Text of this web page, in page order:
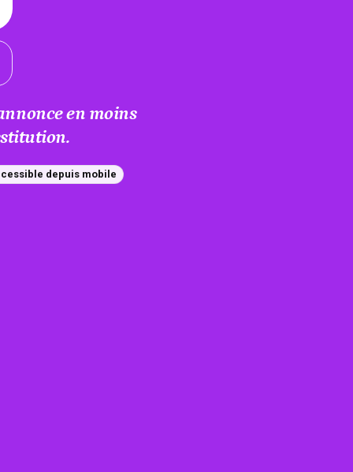
en moins
depuis mobile